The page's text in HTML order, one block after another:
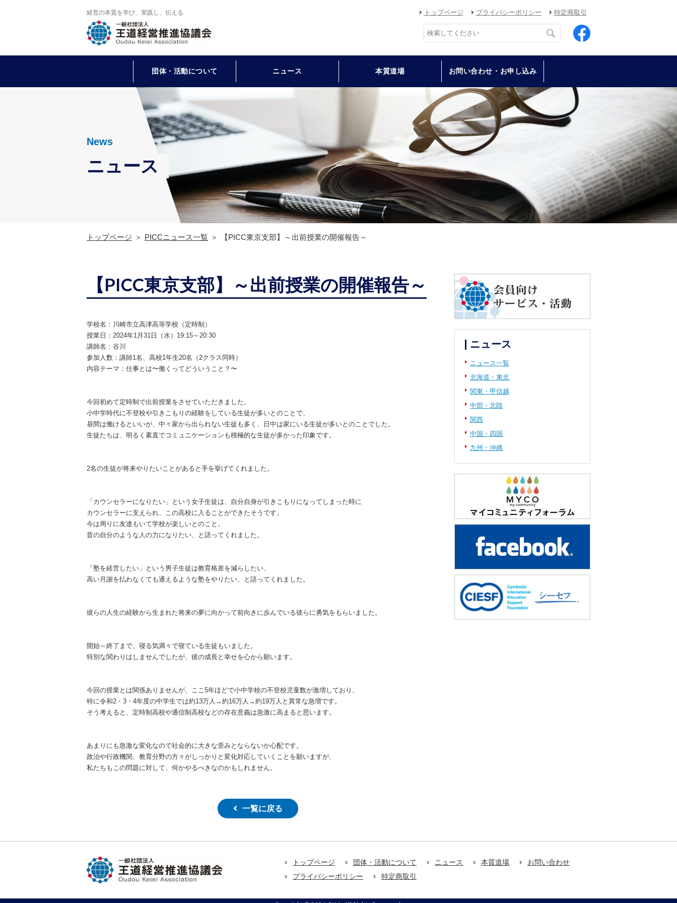
経営の本質を学び、実践し、伝える トップページ プライバシーポリシー 特定商取引
団体・活動について ニュース 本質道場 お問い合わせ・お申し込み
News
ニュース
トップページ PICCニュース一覧 【PICC東京支部】～出前授業の開催報告～
【PICC東京支部】～出前授業の開催報告～
学校名：川崎市立高津高等学校（定時制）
授業日：2024年1月31日（水） 19:15～20:30
講師名：谷川
参加人数：講師1名、 高校1年生20名（2クラス同時）
内容テーマ：仕事とは〜働くってどういうこと？〜
今回初めて定時制で出前授業をさせていただきました。
小中学時代に不登校や引きこもりの経験をしている生徒が多いとのことで、
昼間は働けるといいが、中々家から出られない生徒も多く、日中は家にいる生徒が多いとのことでした。
生徒たちは、明るく素直でコミュニケーションも積極的な生徒が多かった印象です。
2名の生徒が将来やりたいことがあると手を挙げてくれました。
「カウンセラーになりたい」という女子生徒は、自分自身が引きこもりになってしまった時に
カウンセラーに支えられ、この高校に入ることができたそうです。
今は周りに友達もいて学校が楽しいとのこと。
昔の自分のような人の力になりたい、と語ってくれました。
「塾を経営したい」という男子生徒は教育格差を減らしたい、
高い月謝を払わなくても通えるような塾をやりたい、と語ってくれました。
彼らの人生の経験から生まれた将来の夢に向かって前向きに歩んでいる彼らに勇気をもらいました。
開始～終了まで、寝る気満々で寝ている生徒もいました。
特別な関わりはしませんでしたが、彼の成長と幸せを心から願います。
今回の授業とは関係ありませんが、ここ5年ほどで小中学校の不登校児童数が激増しており、
特に令和2・3・4年度の中学生では約13万人→約16万人→約19万人と異常な急増です。
そう考えると、定時制高校や通信制高校などの存在意義は急激に高まると思います。
あまりにも急激な変化なので社会的に大きな歪みとならないか心配です。
政治や行政機関、教育分野の方々がしっかりと変化対応していくことを願いますが、
私たちもこの問題に対して、何かやるべきなのかもしれません。
一覧に戻る
ニュース
ニュース一覧
北海道・東北
関東・甲信越
中部・北陸
関西
中国・四国
九州・沖縄
トップページ 団体・活動について ニュース 本質道場
お問い合わせ
プライバシーポリシー
特定商取引